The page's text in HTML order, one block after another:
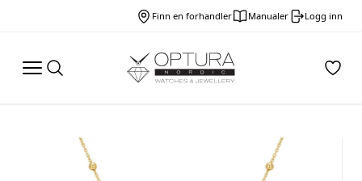
Finn en forhandler Manualer Logg inn